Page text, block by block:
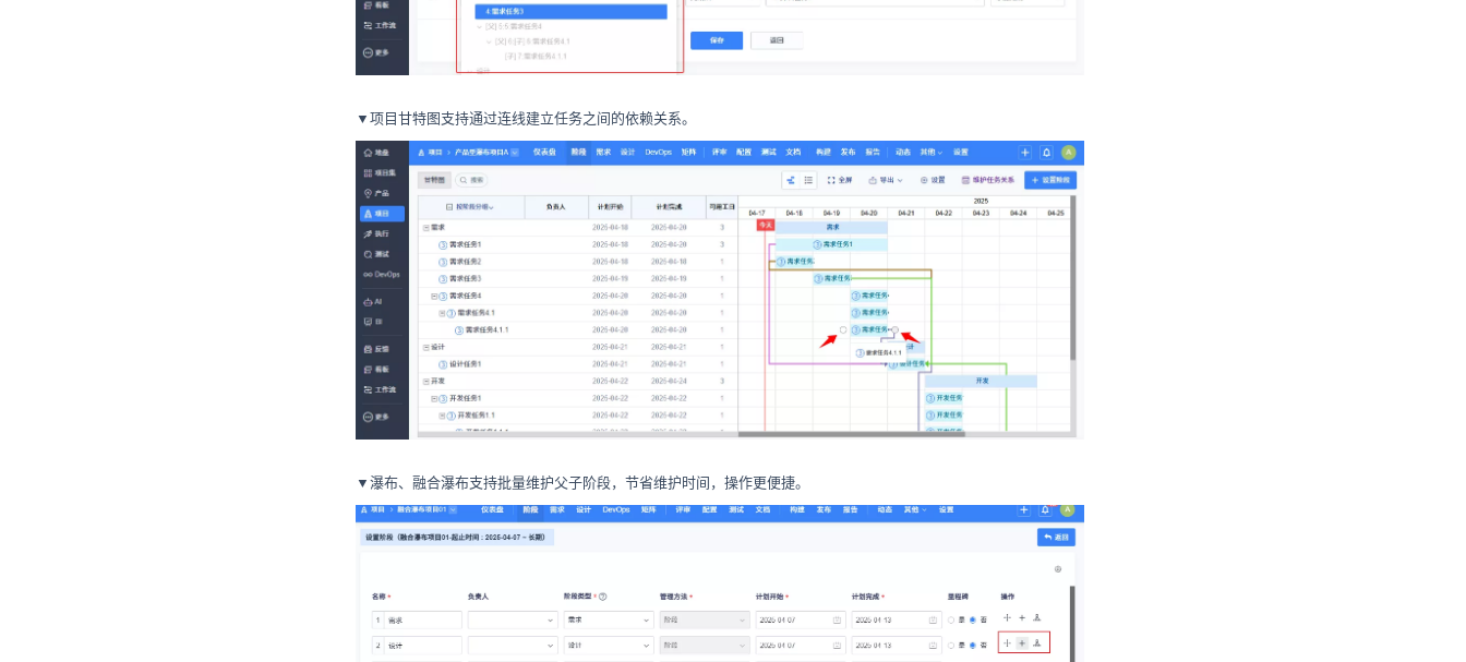
▼项目甘特图支持通过连线建立任务之间的依赖关系。
▼瀑布、融合瀑布支持批量维护父子阶段，节省维护时间，操作更便捷。